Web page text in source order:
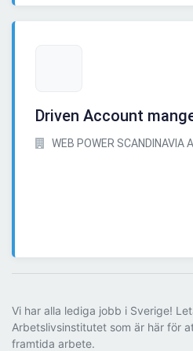
Driven Account
WEB POWER SCANDINAVIA
Vi har alla lediga jobb i Sverige!
Arbetslivsinstitutet som är här för
framtida arbete.